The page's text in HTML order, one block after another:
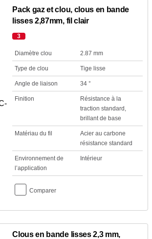
Pack gaz et clou, clous en bande
lisses 2,87mm, fil clair
3
Diamètre clou 2.87 mm
Type de clou Tige lisse
Angle de liaison 34 °
Finition
Résistance à la
traction standard,
brillant de base
Matériau du fil
Acier au carbone
résistance standard
Environnement de
l’application
Intérieur
Comparer
Clous en bande lisses 2,3 mm,